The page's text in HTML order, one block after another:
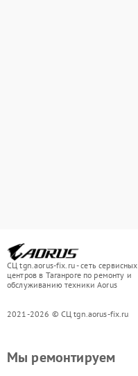
СЦ tgn.aorus-fix.ru - сеть сервисных
центров в Таганроге по ремонту и
обслуживанию техники Aorus
2021-2026 © СЦ tgn.aorus-fix.ru
Мы ремонтируем